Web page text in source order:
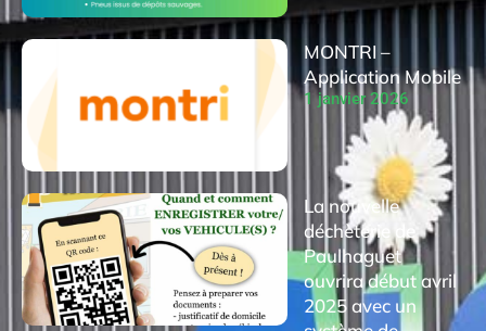
MONTRI –
Application Mobile
1 janvier 2026
La nouvelle
déchèterie de
Paulhaguet
ouvrira début avril
2025 avec un